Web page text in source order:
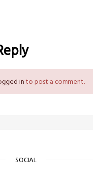
into post a comment.
SOCIAL